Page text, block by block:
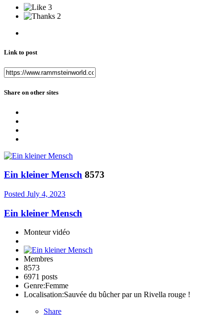
3
2
Link to post
Share on other sites
Ein kleiner Mensch 8573
Posted July 4, 2023
Ein kleiner Mensch
Monteur vidéo
Membres
8573
6971 posts
Genre:Femme
Localisation:Sauvée du bûcher par un Rivella rouge !
Share